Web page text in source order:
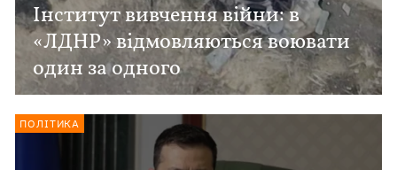
Інститут вивчення війни: в
«ЛДНР» відмовляються воювати
один за одного
ПОЛІТИКА